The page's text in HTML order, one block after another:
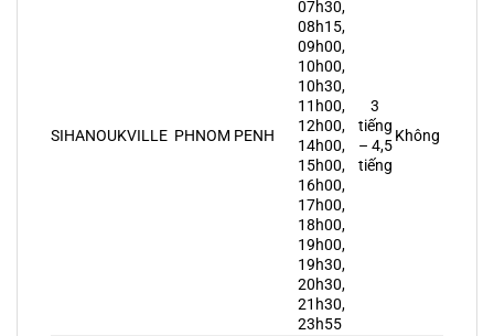
SIHANOUKVILLE PHNOM PENH
07h30,
08h15,
09h00,
10h00,
10h30,
11h00,
12h00,
14h00,
15h00,
16h00,
17h00,
18h00,
19h00,
19h30,
20h30,
21h30,
23h55
3
tiếng
– 4,5
tiếng
Không